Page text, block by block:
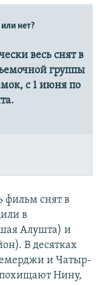
нет?
весь снят в
группы
с 1 июня по
фильм снят в
в
Алушта) и
В десятках
и Чатыр-
похищают Нину,